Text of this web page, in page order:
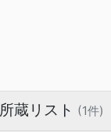
所蔵リスト (1件)